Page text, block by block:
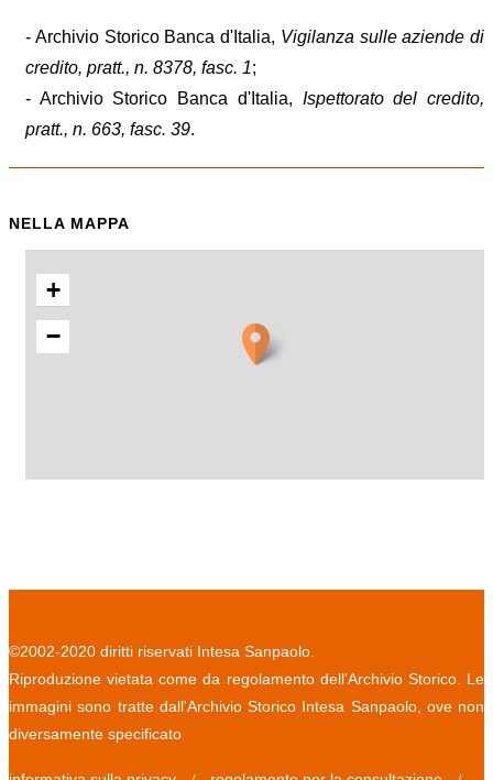
- Archivio Storico Banca d'Italia, Vigilanza sulle aziende di
credito, pratt., n. 8378, fasc. 1;
- Archivio Storico Banca d'Italia, Ispettorato del credito,
pratt., n. 663, fasc. 39.
NELLA MAPPA
+
−
©2002-2020 diritti riservati Intesa Sanpaolo.
Riproduzione vietata come da regolamento dell'Archivio Storico. Le
immagini sono tratte dall'Archivio Storico Intesa Sanpaolo, ove non
diversamente specificato